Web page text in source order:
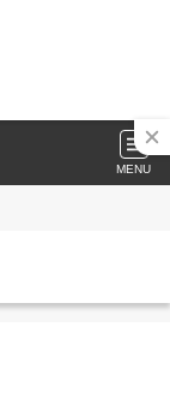
MENU